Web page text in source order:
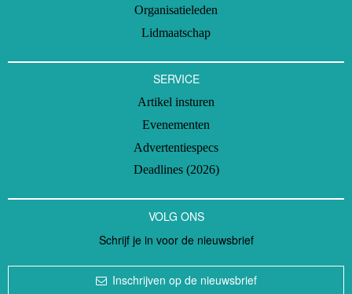
Organisatieleden
Lidmaatschap
SERVICE
Artikel insturen
Evenementen
Advertentiespecs
Deadlines (2026)
VOLG ONS
Schrijf je in voor de nieuwsbrief
Inschrijven op de nieuwsbrief